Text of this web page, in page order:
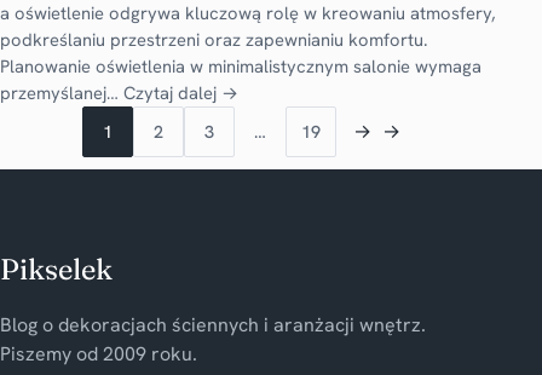
a oświetlenie odgrywa kluczową rolę w kreowaniu atmosfery,
podkreślaniu przestrzeni oraz zapewnianiu komfortu.
Planowanie oświetlenia w minimalistycznym salonie wymaga
przemyślanej… Czytaj dalej →
1 2 3 … 19 → →
Pikselek
Blog o dekoracjach ściennych i aranżacji wnętrz.
Piszemy od 2009 roku.